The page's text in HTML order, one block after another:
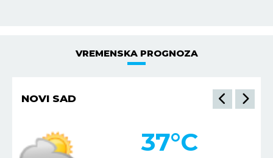
VREMENSKA PROGNOZA
NIŠ
34°C